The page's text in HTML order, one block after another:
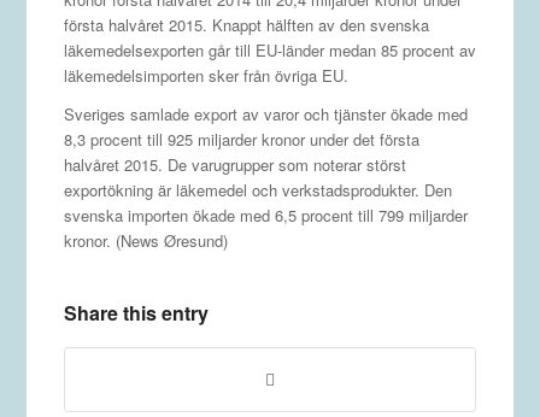
första halvåret 2015. Knappt hälften av den svenska
läkemedelsexporten går till EU-länder medan 85 procent av
läkemedelsimporten sker från övriga EU.
Sveriges samlade export av varor och tjänster ökade med
8,3 procent till 925 miljarder kronor under det första
halvåret 2015. De varugrupper som noterar störst
exportökning är läkemedel och verkstadsprodukter. Den
svenska importen ökade med 6,5 procent till 799 miljarder
kronor. (News Øresund)
Share this entry